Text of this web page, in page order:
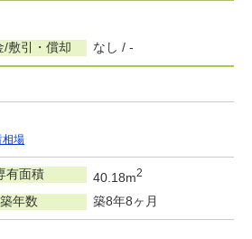
/敷引・償却 なし / -
相場
有面積 40.18m2
築年数 築8年8ヶ月